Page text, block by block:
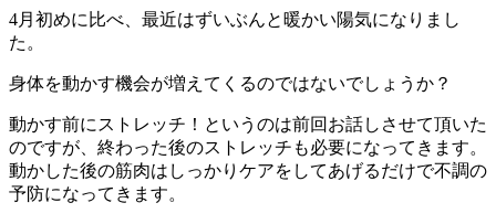
4月初めに比べ、最近はずいぶんと暖かい陽気になりまし
た。
身体を動かす機会が増えてくるのではないでしょうか？
動かす前にストレッチ！というのは前回お話しさせて頂いた
のですが、終わった後のストレッチも必要になってきます。
動かした後の筋肉はしっかりケアをしてあげるだけで不調の
予防になってきます。